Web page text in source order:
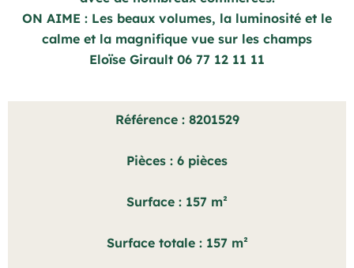
ON AIME : Les beaux volumes, la luminosité et le
calme et la magnifique vue sur les champs
Eloïse Girault 06 77 12 11 11
Référence 8201529
Pièces 6 pièces
Surface 157 m²
Surface totale 157 m²